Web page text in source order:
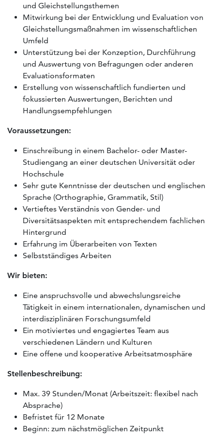
und Gleichstellungsthemen
Mitwirkung bei der Entwicklung und Evaluation von
Gleichstellungsmaßnahmen im wissenschaftlichen
Umfeld
Unterstützung bei der Konzeption, Durchführung
und Auswertung von Befragungen oder anderen
Evaluationsformaten
Erstellung von wissenschaftlich fundierten und
fokussierten Auswertungen, Berichten und
Handlungsempfehlungen
Voraussetzungen:
Einschreibung in einem Bachelor- oder Master-
Studiengang an einer deutschen Universität oder
Hochschule
Sehr gute Kenntnisse der deutschen und englischen
Sprache (Orthographie, Grammatik, Stil)
Vertieftes Verständnis von Gender- und
Diversitätsaspekten mit entsprechendem fachlichen
Hintergrund
Erfahrung im Überarbeiten von Texten
Selbstständiges Arbeiten
Wir bieten:
Eine anspruchsvolle und abwechslungsreiche
Tätigkeit in einem internationalen, dynamischen und
interdisziplinären Forschungsumfeld
Ein motiviertes und engagiertes Team aus
verschiedenen Ländern und Kulturen
Eine offene und kooperative Arbeitsatmosphäre
Stellenbeschreibung:
Max. 39 Stunden/Monat (Arbeitszeit: flexibel nach
Absprache)
Befristet für 12 Monate
Beginn: zum nächstmöglichen Zeitpunkt